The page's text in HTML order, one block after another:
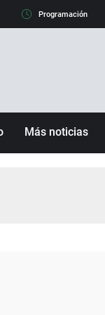
entre observar el
Programación
Más noticias